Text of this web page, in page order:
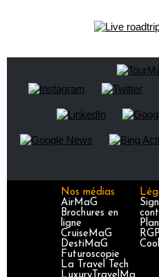
Nos médias
AirMaG
Brochures en
ligne
CruiseMaG
DestiMaG
Futuroscopie
La Travel Tech